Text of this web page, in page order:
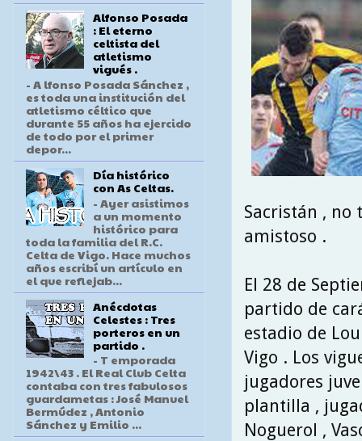
Sacristán ,
amistoso .
El 28 de
partido de
estadio de
Vigo . Los
jugadores
plantilla ,
Noguerol ,
Alfonso Posada
: El eterno
celtista del
atletismo
vigués .
- A lfonso Posada Sánchez ,
es toda una institución del
atletismo céltico que
durante 55 años ha ejercido
de todo por el primer
depor...
Día histórico
con As Celtas.
- Ayer asistimos
a un momento
histórico para
toda la familia del R.C.
Celta de Vigo. Hace muchos
años escribí un artículo en
el que reflejab...
Anécdotas
Celestes : Tres
porteros en un
partido .
- T emporada
1942\43 . El Real Club Celta
contaba con tres fabulosos
guardametas : José Manuel
Bermúdez , Antonio
Sánchez y Emilio ...